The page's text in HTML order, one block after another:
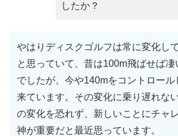
したか？
やはりディスクゴルフは常に変化し
と思っていて、昔は100m飛ばせば
でしたが、今や140mをコントロール
来ています。その変化に乗り遅れな
の変化を恐れず、新しいことにチャ
神が重要だと最近思っています。